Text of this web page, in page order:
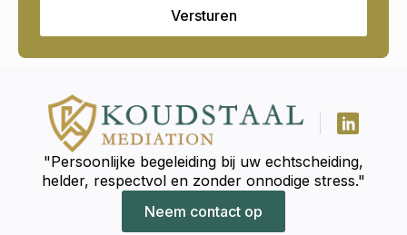
Versturen
"Persoonlijke begeleiding bij uw echtscheiding,
helder, respectvol en zonder onnodige stress."
Neem contact op